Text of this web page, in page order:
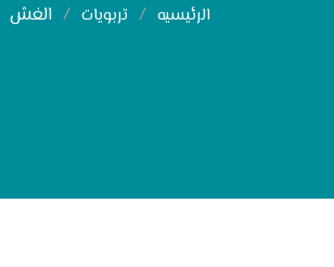
الرئيسيه تربويات الغش